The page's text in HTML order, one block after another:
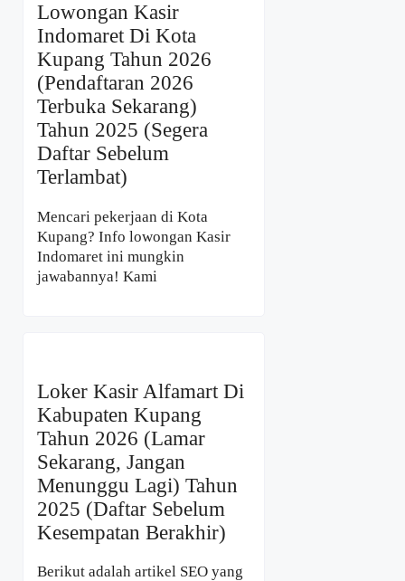
Lowongan Kasir
Indomaret Di Kota
Kupang Tahun 2026
(Pendaftaran 2026
Terbuka Sekarang)
Tahun 2025 (Segera
Daftar Sebelum
Terlambat)
Mencari pekerjaan di Kota
Kupang? Info lowongan Kasir
Indomaret ini mungkin
jawabannya! Kami
Loker Kasir Alfamart Di
Kabupaten Kupang
Tahun 2026 (Lamar
Sekarang, Jangan
Menunggu Lagi) Tahun
2025 (Daftar Sebelum
Kesempatan Berakhir)
Berikut adalah artikel SEO yang